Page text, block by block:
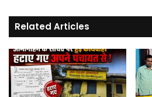
Related Articles